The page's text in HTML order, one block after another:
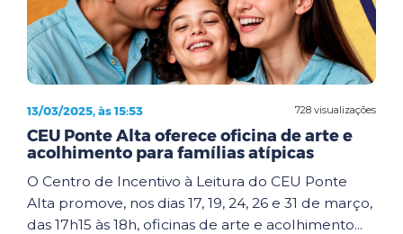
728 visualizações
13/03/2025, às 15:53
CEU Ponte Alta oferece oficina de arte e
acolhimento para famílias atípicas
O Centro de Incentivo à Leitura do CEU Ponte
Alta promove, nos dias 17, 19, 24, 26 e 31 de março,
das 17h15 às 18h, oficinas de arte e acolhimento...